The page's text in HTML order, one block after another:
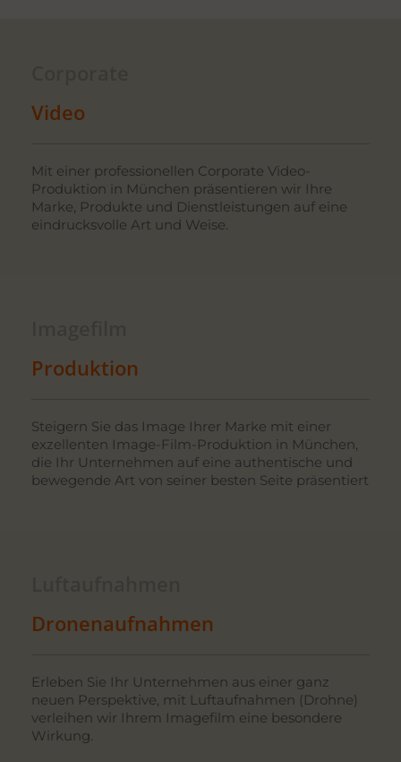
Video
Mit einer professionellen Corporate Video-
Produktion in München präsentieren wir Ihre
Marke, Produkte und Dienstleistungen auf eine
eindrucksvolle Art und Weise.
Produktion
Steigern Sie das Image Ihrer Marke mit einer
exzellenten Image-Film-Produktion in München,
die Ihr Unternehmen auf eine authentische und
bewegende Art von seiner besten Seite präsentiert
Dronenaufnahmen
Erleben Sie Ihr Unternehmen aus einer ganz
neuen Perspektive, mit Luftaufnahmen (Drohne)
verleihen wir Ihrem Imagefilm eine besondere
Wirkung.